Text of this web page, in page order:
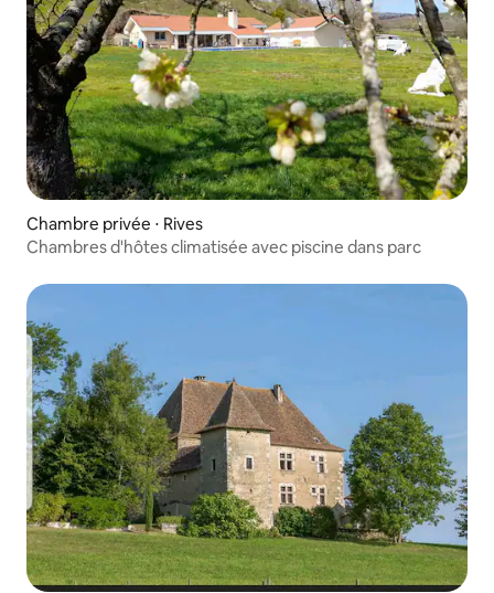
Chambre privée ⋅ Rives
Chambres d'hôtes climatisée avec piscine dans parc